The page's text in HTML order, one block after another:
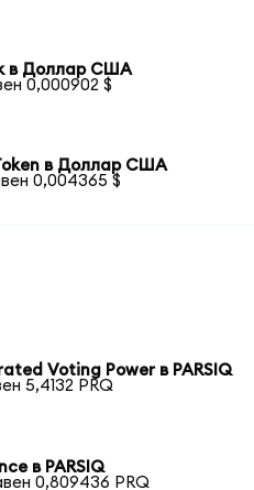
в Доллар США
0,000902 $
в Доллар США
0,004365 $
Voting Power в PARSIQ
5,4132 PRQ
в PARSIQ
0,809436 PRQ